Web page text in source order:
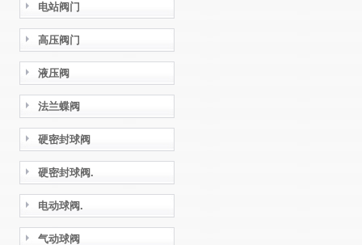
电站阀门
高压阀门
液压阀
法兰蝶阀
硬密封球阀
硬密封球阀.
电动球阀.
气动球阀